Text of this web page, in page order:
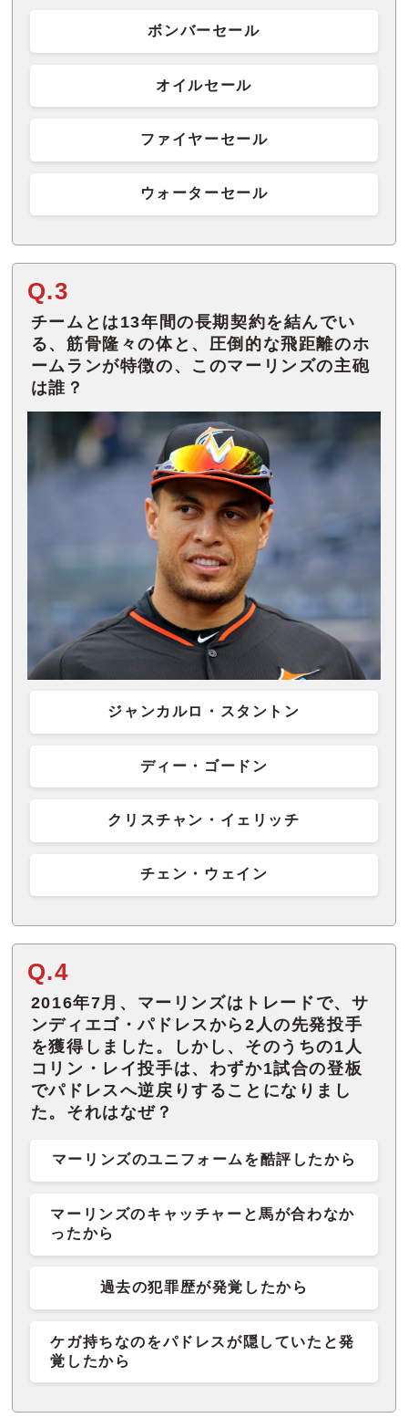
ボンバーセール
オイルセール
ファイヤーセール
ウォーターセール
Q.3
チームとは13年間の長期契約を結んでい
る、筋骨隆々の体と、圧倒的な飛距離のホ
ームランが特徴の、このマーリンズの主砲
は誰？
ジャンカルロ・スタントン
ディー・ゴードン
クリスチャン・イェリッチ
チェン・ウェイン
Q.4
2016年7月、マーリンズはトレードで、サ
ンディエゴ・パドレスから2人の先発投手
を獲得しました。しかし、そのうちの1人
コリン・レイ投手は、わずか1試合の登板
でパドレスへ逆戻りすることになりまし
た。それはなぜ？
マーリンズのユニフォームを酷評したから
マーリンズのキャッチャーと馬が合わなか
ったから
過去の犯罪歴が発覚したから
ケガ持ちなのをパドレスが隠していたと発
覚したから